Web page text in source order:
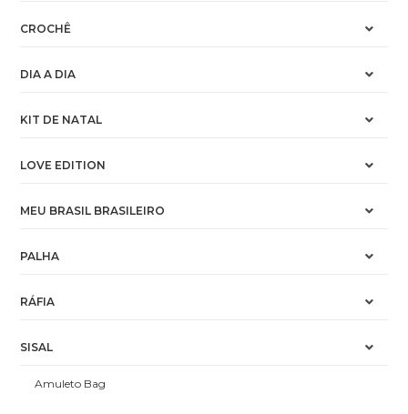
CROCHÊ
DIA A DIA
KIT DE NATAL
LOVE EDITION
MEU BRASIL BRASILEIRO
PALHA
RÁFIA
SISAL
Amuleto Bag